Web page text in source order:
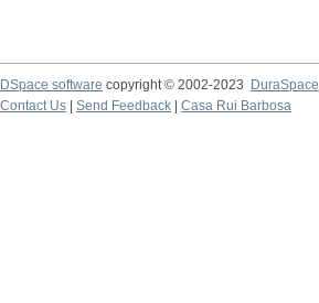
DSpace software copyright © 2002-2023
DuraSpace
Contact Us
Send Feedback Casa Rui Barbosa